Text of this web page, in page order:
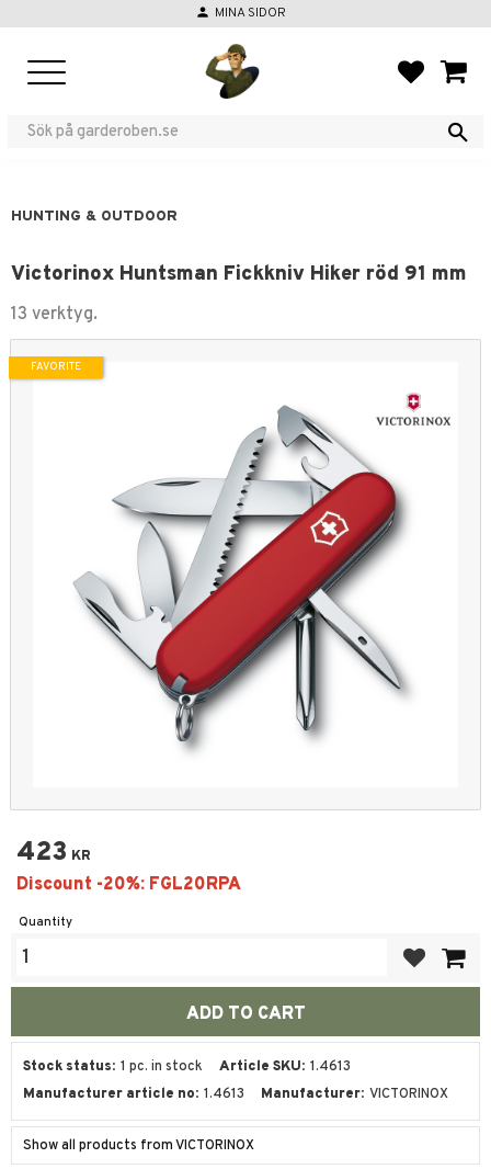
person MINA SIDOR
HUNTING & OUTDOOR
Victorinox Huntsman Fickkniv Hiker röd 91 mm
13 verktyg.
FAVORITE
423 KR
Quantity
Stock status 1 pc. in stock Article SKU 1.4613
Manufacturer article no 1.4613 Manufacturer VICTORINOX
Show all products from VICTORINOX